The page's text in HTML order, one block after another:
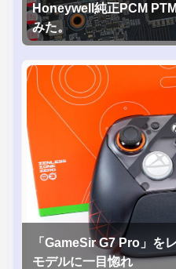
Honeywell純正PCM
みた。
「GameSir G7 Pro」を
モデルに一目惚れ